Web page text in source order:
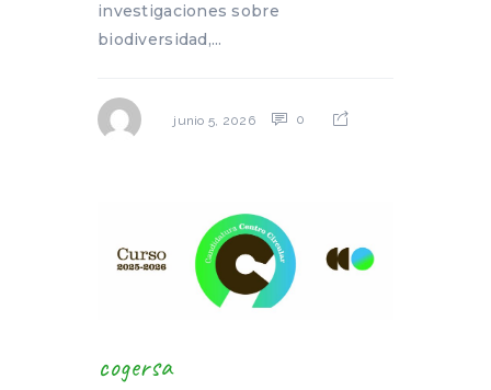
investigaciones sobre
biodiversidad,...
junio 5, 2026 0
cogersa